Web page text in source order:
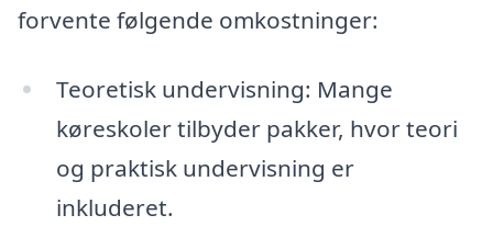
forvente følgende omkostninger:
Teoretisk undervisning: Mange
køreskoler tilbyder pakker, hvor teori
og praktisk undervisning er
inkluderet.